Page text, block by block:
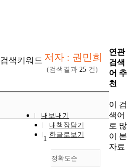
검색키워드 저자 : 권민희
(검색결과 25 건)
내보내기
내책장담기
한글로보기
정확도순
1
연관
검색
어 추
천
이 검
색어
로 많
이 본
자료